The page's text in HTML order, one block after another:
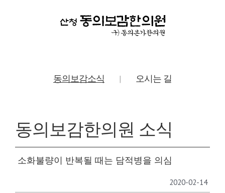
동의보감소식 | 오시는 길
동의보감한의원 소식
소화불량이 반복될 때는 담적병을 의심
2020-02-14